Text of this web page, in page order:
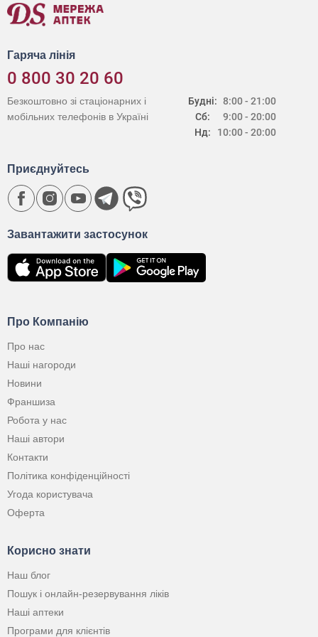
Гаряча лінія
0 800 30 20 60
Будні:
Сб:
Нд:
8:00 - 21:00
9:00 - 20:00
10:00 - 20:00
Безкоштовно зі стаціонарних і
мобільних телефонів в Україні
Про Компанію
Про нас
Наші нагороди
Новини
Франшиза
Робота у нас
Наші автори
Контакти
Політика конфіденційності
Угода користувача
Оферта
Корисно знати
Наш блог
Пошук і онлайн-резервування ліків
Наші аптеки
Програми для клієнтів
Завантажити застосунок
Приєднуйтесь